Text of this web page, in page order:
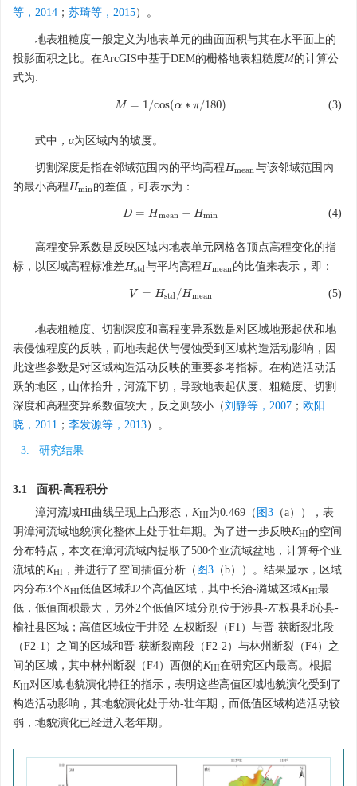
等，2014 ； 苏琦等，2015）。
地表粗糙度一般定义为地表单元的曲面面积与其在水平面上的
投影面积之比。在ArcGIS中基于DEM的栅格地表粗糙度M的计算公
式为:
M = 1/cos(α ∗ π/180)
M= 1/cos(α∗ π/180) (3)
式中 ，α为区域内的坡度。
切割深度是指在邻域范围内的平均高程 Hmean
Hmean与该邻域范围内
的最小高程 Hmin
Hmin 的差值，可表示为：
D = Hmean − Hmin
D= Hmean −H min (4)
高程变异系数是反映区域内地表单元网格各顶点高程变化的指
标，以区域高程标准差Hstd
Hstd与平均高程 Hmean
Hmean的比值来表示，即：
V = Hstd /Hmean
V=Hstd/Hmean (5)
地表粗糙度、切割深度和高程变异系数是对区域地形起伏和地
表侵蚀程度的反映，而地表起伏与侵蚀受到区域构造活动影响，因
此这些参数是对区域构造活动反映的重要参考指标。在构造活动活
跃的地区，山体抬升，河流下切，导致地表起伏度、粗糙度、切割
深度和高程变异系数值较大，反之则较小（刘静等，2007 ； 欧阳
晓，2011 ； 李发源等，2013）。
3. 研究结果
3.1 面积-高程积分
漳河流域HI曲线呈现上凸形态， KHI为0.469（ 图3 （a）），表
明漳河流域地貌演化整体上处于壮年期。为了进一步反映KHI的空间
分布特点，本文在漳河流域内提取了500个亚流域盆地，计算每个亚
流域的KHI ，并进行了空间插值分析（ 图3 （b））。结果显示，区域
内分布3个KHI低值区域和2个高值区域，其中长治-潞城区域KHI最
低，低值面积最大，另外2个低值区域分别位于涉县-左权县和沁县-
榆社县区域；高值区域位于井陉-左权断裂（F1）与晋-获断裂北段
（F2-1）之间的区域和晋-获断裂南段（F2-2）与林州断裂（F4）之
间的区域，其中林州断裂（F4）西侧的KHI在研究区内最高。根据
KHI对区域地貌演化特征的指示，表明这些高值区域地貌演化受到了
构造活动影响，其地貌演化处于幼-壮年期，而低值区域构造活动较
弱，地貌演化已经进入老年期。